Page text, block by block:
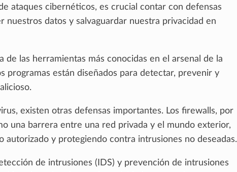
ataques cibernéticos, es crucial contar con defensas
nuestros datos y salvaguardar nuestra privacidad en
de las herramientas más conocidas en el arsenal de la
programas están diseñados para detectar, prevenir y
existen otras defensas importantes. Los firewalls, por
una barrera entre una red privada y el mundo exterior,
autorizado y protegiendo contra intrusiones no deseadas.
de intrusiones (IDS) y prevención de intrusiones